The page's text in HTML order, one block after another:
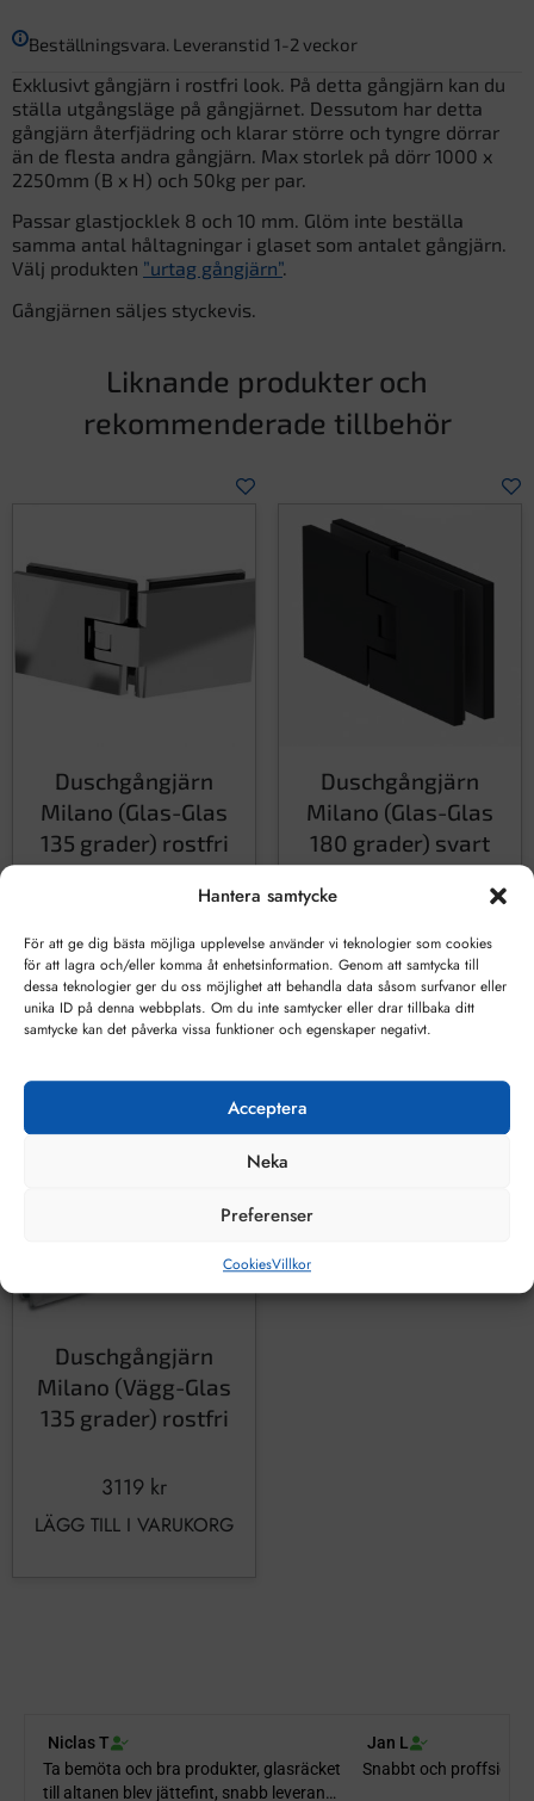
Hantera samtycke
För att ge dig bästa möjliga upplevelse använder vi teknologier som cookies
för att lagra och/eller komma åt enhetsinformation. Genom att samtycka till
dessa teknologier ger du oss möjlighet att behandla data såsom surfvanor eller
unika ID på denna webbplats. Om du inte samtycker eller drar tillbaka ditt
samtycke kan det påverka vissa funktioner och egenskaper negativt.
Acceptera
Neka
Preferenser
CookiesVillkor
Beställningsvara. Leveranstid 1-2 veckor
Exklusivt gångjärn i rostfri look. På detta gångjärn kan du
ställa utgångsläge på gångjärnet. Dessutom har detta
gångjärn återfjädring och klarar större och tyngre dörrar
än de flesta andra gångjärn. Max storlek på dörr 1000 x
2250mm (B x H) och 50kg per par.
Passar glastjocklek 8 och 10 mm. Glöm inte beställa
samma antal håltagningar i glaset som antalet gångjärn.
Välj produkten ”urtag gångjärn”.
Gångjärnen säljes styckevis.
Liknande produkter och
rekommenderade tillbehör
Duschgångjärn
Milano (Glas-Glas
135 grader) rostfri
LÄGG TILL I VARUKORG
Duschgångjärn
Milano (Glas-Glas
180 grader) svart
LÄGG TILL I VARUKORG
Duschgångjärn
Milano (Vägg-Glas
135 grader) rostfri
3119 kr
LÄGG TILL I VARUKORG